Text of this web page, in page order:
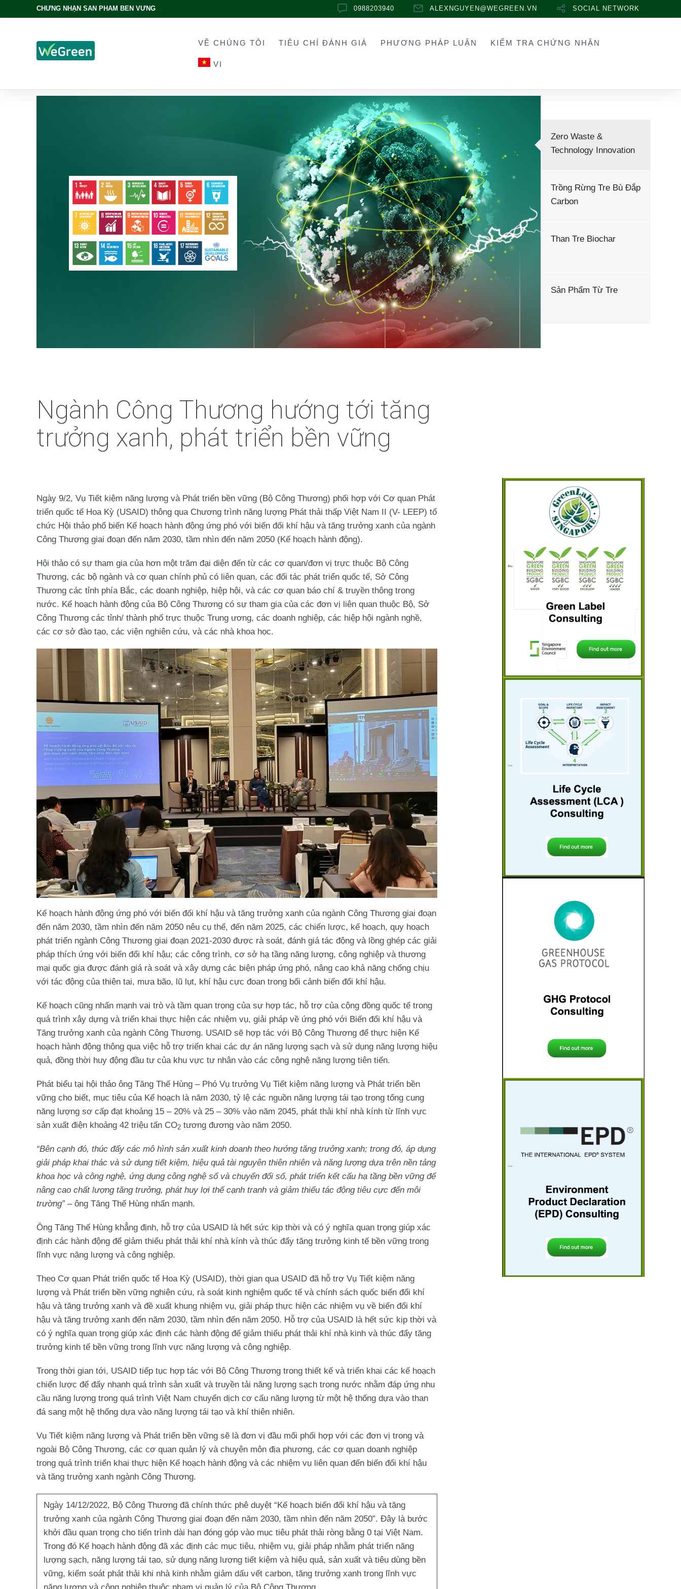
CHỨNG NHẬN SẢN PHẨM BỀN VỮNG 0988203940 ALEXNGUYEN@WEGREEN.VN SOCIAL NETWORK
VỀ CHÚNG TÔI TIÊU CHÍ ĐÁNH GIÁ PHƯƠNG PHÁP LUẬN KIỂM TRA CHỨNG NHẬN
VI
Zero Waste &
Technology Innovation
Trồng Rừng Tre Bù Đắp
Carbon
Than Tre Biochar
Sản Phẩm Từ Tre
Ngành Công Thương hướng tới tăng
trưởng xanh, phát triển bền vững
Ngày 9/2, Vụ Tiết kiệm năng lượng và Phát triển bền vững (Bộ Công Thương) phối hợp với Cơ quan Phát
triển quốc tế Hoa Kỳ (USAID) thông qua Chương trình năng lượng Phát thải thấp Việt Nam II (V- LEEP) tổ
chức Hội thảo phổ biến Kế hoạch hành động ứng phó với biến đối khí hậu và tăng trưởng xanh của ngành
Công Thương giai đoạn đến năm 2030, tầm nhìn đến năm 2050 (Kế hoạch hành động).
Hội thảo có sự tham gia của hơn một trăm đại diện đến từ các cơ quan/đơn vị trực thuộc Bộ Công
Thương, các bộ ngành và cơ quan chính phủ có liên quan, các đối tác phát triển quốc tế, Sở Công
Thương các tỉnh phía Bắc, các doanh nghiệp, hiệp hội, và các cơ quan báo chí & truyền thông trong
nước. Kế hoạch hành động của Bộ Công Thương có sự tham gia của các đơn vị liên quan thuộc Bộ, Sở
Công Thương các tỉnh/ thành phố trực thuộc Trung ương, các doanh nghiệp, các hiệp hội ngành nghề,
các cơ sở đào tạo, các viện nghiên cứu, và các nhà khoa học.
Kế hoạch hành động ứng phó với biến đối khí hậu và tăng trưởng xanh của ngành Công Thương giai đoạn
đến năm 2030, tầm nhìn đến năm 2050 nêu cụ thể, đến năm 2025, các chiến lược, kế hoạch, quy hoạch
phát triển ngành Công Thương giai đoạn 2021-2030 được rà soát, đánh giá tác động và lồng ghép các giải
pháp thích ứng với biến đổi khí hậu; các công trình, cơ sở hạ tầng năng lượng, công nghiệp và thương
mại quốc gia được đánh giá rà soát và xây dựng các biện pháp ứng phó, nâng cao khả năng chống chịu
với tác động của thiên tai, mưa bão, lũ lụt, khí hậu cực đoan trong bối cảnh biến đổi khí hậu.
Kế hoạch cũng nhấn mạnh vai trò và tầm quan trọng của sự hợp tác, hỗ trợ của cộng đồng quốc tế trong
quá trình xây dựng và triển khai thực hiện các nhiệm vụ, giải pháp về ứng phó với Biến đổi khí hậu và
Tăng trưởng xanh của ngành Công Thương. USAID sẽ hợp tác với Bộ Công Thương để thực hiện Kế
hoạch hành động thông qua việc hỗ trợ triển khai các dự án năng lượng sạch và sử dụng năng lượng hiệu
quả, đồng thời huy động đầu tư của khu vực tư nhân vào các công nghệ năng lượng tiên tiến.
Phát biểu tại hội thảo ông Tăng Thế Hùng – Phó Vụ trưởng Vụ Tiết kiệm năng lượng và Phát triển bền
vững cho biết, mục tiêu của Kế hoạch là năm 2030, tỷ lệ các nguồn năng lượng tái tạo trong tổng cung
năng lượng sơ cấp đạt khoảng 15 – 20% và 25 – 30% vào năm 2045, phát thải khí nhà kính từ lĩnh vực
sản xuất điện khoảng 42 triệu tấn CO2 tương đương vào năm 2050.
“Bên cạnh đó, thúc đẩy các mô hình sản xuất kinh doanh theo hướng tăng trưởng xanh; trong đó, áp dụng
giải pháp khai thác và sử dụng tiết kiệm, hiệu quả tài nguyên thiên nhiên và năng lượng dựa trên nền tảng
khoa học và công nghệ, ứng dụng công nghệ số và chuyển đổi số, phát triển kết cấu hạ tầng bền vững để
nâng cao chất lượng tăng trưởng, phát huy lợi thế cạnh tranh và giảm thiểu tác động tiêu cực đến môi
trường” – ông Tăng Thế Hùng nhấn mạnh.
Ông Tăng Thế Hùng khẳng định, hỗ trợ của USAID là hết sức kịp thời và có ý nghĩa quan trọng giúp xác
định các hành động để giảm thiểu phát thải khí nhà kính và thúc đẩy tăng trưởng kinh tế bền vững trong
lĩnh vực năng lượng và công nghiệp.
Theo Cơ quan Phát triển quốc tế Hoa Kỳ (USAID), thời gian qua USAID đã hỗ trợ Vụ Tiết kiệm năng
lượng và Phát triển bền vững nghiên cứu, rà soát kinh nghiệm quốc tế và chính sách quốc biến đổi khí
hậu và tăng trưởng xanh và đề xuất khung nhiệm vụ, giải pháp thực hiện các nhiệm vụ về biến đổi khí
hậu và tăng trưởng xanh đến năm 2030, tầm nhìn đến năm 2050. Hỗ trợ của USAID là hết sức kịp thời và
có ý nghĩa quan trọng giúp xác định các hành động để giảm thiểu phát thải khí nhà kinh và thúc đẩy tăng
trưởng kinh tế bền vững trong lĩnh vực năng lượng và công nghiệp.
Trong thời gian tới, USAID tiếp tục hợp tác với Bộ Công Thương trong thiết kế và triển khai các kế hoạch
chiến lược để đẩy nhanh quá trình sản xuất và truyền tải năng lượng sạch trong nước nhằm đáp ứng nhu
cầu năng lượng trong quá trình Việt Nam chuyển dịch cơ cấu năng lượng từ một hệ thống dựa vào than
đá sang một hệ thống dựa vào năng lượng tái tạo và khí thiên nhiên.
Vụ Tiết kiệm năng lượng và Phát triển bền vững sẽ là đơn vị đầu mối phối hợp với các đơn vị trong và
ngoài Bộ Công Thương, các cơ quan quản lý và chuyên môn địa phương, các cơ quan doanh nghiệp
trong quá trình triển khai thực hiện Kế hoạch hành động và các nhiệm vụ liên quan đến biến đổi khí hậu
và tăng trưởng xanh ngành Công Thương.
Ngày 14/12/2022, Bộ Công Thương đã chính thức phê duyệt “Kế hoạch biến đổi khí hậu và tăng
trưởng xanh của ngành Công Thương giai đoạn đến năm 2030, tầm nhìn đến năm 2050”. Đây là bước
khởi đầu quan trọng cho tiến trình dài hạn đóng góp vào mục tiêu phát thải ròng bằng 0 tại Việt Nam.
Trong đó Kế hoạch hành động đã xác định các mục tiêu, nhiệm vụ, giải pháp nhằm phát triển năng
lượng sạch, năng lượng tái tạo, sử dụng năng lượng tiết kiệm và hiệu quả, sản xuất và tiêu dùng bền
vững, kiểm soát phát thải khi nhà kinh nhằm giảm dấu vết carbon, tăng trưởng xanh trong lĩnh vực